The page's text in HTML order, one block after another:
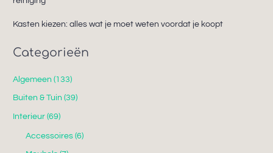
Kasten kiezen: alles wat je moet weten voordat je koopt
Categorieën
Algemeen (133)
Buiten & Tuin (39)
Interieur (69)
Accessoires(6)